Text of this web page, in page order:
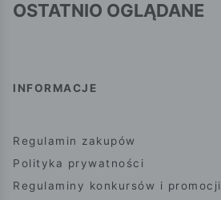
OSTATNIO OGLĄDANE
INFORMACJE
Regulamin zakupów
Polityka prywatności
Regulaminy konkursów i promocji